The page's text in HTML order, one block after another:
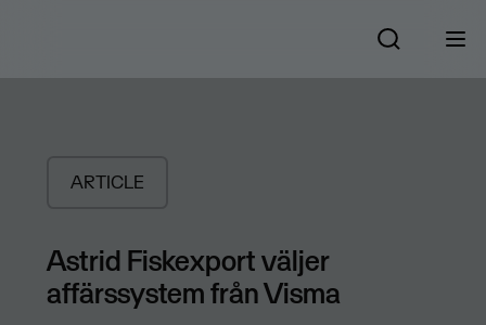
ARTICLE
Astrid Fiskexport väljer
affärssystem från Visma